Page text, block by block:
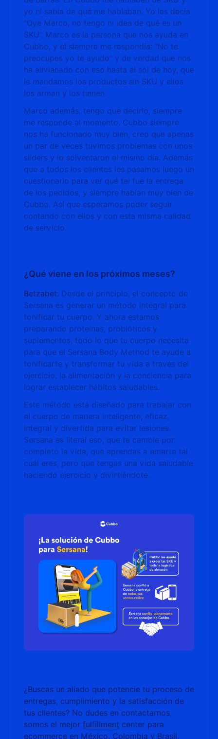
yo ni sabía de qué me hablaban. Yo les decía
“Oye Marco, no tengo ni idea de qué es un
SKU”. Marco es la persona que nos ayuda en
Cubbo, y el siempre me respondía: “No te
preocupes yo te ayudo” y de verdad que nos
ha alivianado con eso hasta el sol de hoy, que
le mandamos los productos sin SKU y ellos
los arman y los tienen.
Marco además, tengo que decirlo, siempre
me responde al momento. Cubbo siempre
nos ha funcionado muy bien, creo que apenas
un par de veces tuvimos problemas con unos
sliders y lo solventaron el mismo día. Además
que a todos los clientes les pasamos luego un
cuestionario para ver qué tal fue la entrega
de los pedidos, y siempre hablan muy bien de
Cubbo. Así que esperamos poder seguir
contando con ellos y con esta misma calidad
de servicio.
¿Qué viene en los próximos meses?
Betzabet: Desde el principio, el concepto de
Sersana es generar un método integral para
tonificar tu cuerpo. Y ahora estamos
preparando proteínas, probióticos y
suplementos, todo lo que tu cuerpo necesita
para que el Sersana Body Method te ayude a
tonificarte y transformar tu vida a través del
ejercicio, la alimentación y la conciencia para
lograr establecer hábitos saludables.
Este método está diseñado para trabajar con
el cuerpo de manera inteligente, eficaz,
integral y divertida para evitar lesiones.
Sersana es literal eso, que te cambie por
completo la vida, que aprendas a amarte tal
cuál eres, pero que tengas una vida saludable
haciendo ejercicio y divirtiéndote.
¿Buscas un aliado que potencie tu proceso de
entregas, cumplimiento y la satisfacción de
tus clientes? No dudes en contactarnos,
somos el mejor fulfillment center para
ecommerce en México, Colombia y Brasil,